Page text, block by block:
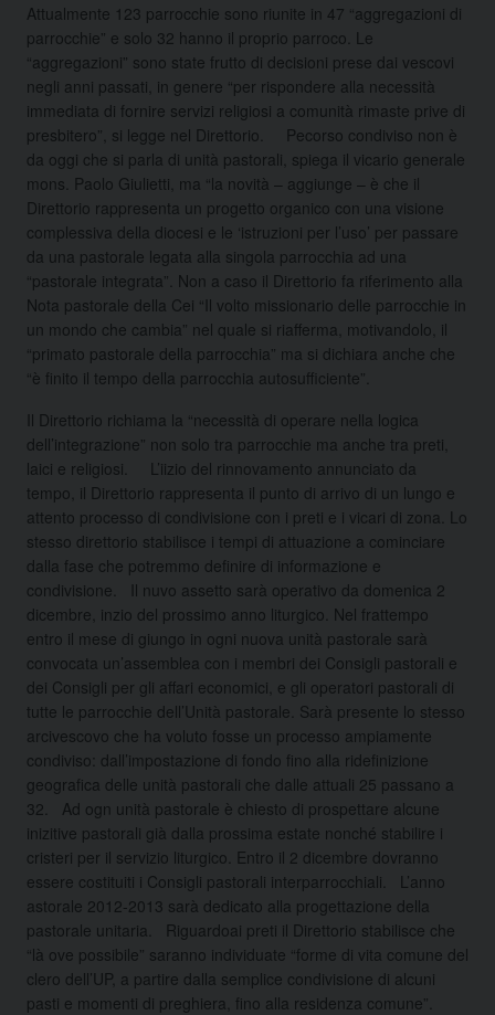
Attualmente 123 parrocchie sono riunite in 47 “aggregazioni di
parrocchie” e solo 32 hanno il proprio parroco. Le
“aggregazioni” sono state frutto di decisioni prese dai vescovi
negli anni passati, in genere “per rispondere alla necessità
immediata di fornire servizi religiosi a comunità rimaste prive di
presbitero”, si legge nel Direttorio. Pecorso condiviso non è
da oggi che si parla di unità pastorali, spiega il vicario generale
mons. Paolo Giulietti, ma “la novità – aggiunge – è che il
Direttorio rappresenta un progetto organico con una visione
complessiva della diocesi e le ‘istruzioni per l’uso’ per passare
da una pastorale legata alla singola parrocchia ad una
“pastorale integrata”. Non a caso il Direttorio fa riferimento alla
Nota pastorale della Cei “Il volto missionario delle parrocchie in
un mondo che cambia” nel quale si riafferma, motivandolo, il
“primato pastorale della parrocchia” ma si dichiara anche che
“è finito il tempo della parrocchia autosufficiente”.
Il Direttorio richiama la “necessità di operare nella logica
dell’integrazione” non solo tra parrocchie ma anche tra preti,
laici e religiosi. L’iizio del rinnovamento annunciato da
tempo, il Direttorio rappresenta il punto di arrivo di un lungo e
attento processo di condivisione con i preti e i vicari di zona. Lo
stesso direttorio stabilisce i tempi di attuazione a cominciare
dalla fase che potremmo definire di informazione e
condivisione. Il nuvo assetto sarà operativo da domenica 2
dicembre, inzio del prossimo anno liturgico. Nel frattempo
entro il mese di giungo in ogni nuova unità pastorale sarà
convocata un’assemblea con i membri dei Consigli pastorali e
dei Consigli per gli affari economici, e gli operatori pastorali di
tutte le parrocchie dell’Unità pastorale. Sarà presente lo stesso
arcivescovo che ha voluto fosse un processo ampiamente
condiviso: dall’impostazione di fondo fino alla ridefinizione
geografica delle unità pastorali che dalle attuali 25 passano a
32. Ad ogn unità pastorale è chiesto di prospettare alcune
inizitive pastorali già dalla prossima estate nonché stabilire i
cristeri per il servizio liturgico. Entro il 2 dicembre dovranno
essere costituiti i Consigli pastorali interparrocchiali. L’anno
astorale 2012-2013 sarà dedicato alla progettazione della
pastorale unitaria. Riguardoai preti il Direttorio stabilisce che
“là ove possibile” saranno individuate “forme di vita comune del
clero dell’UP, a partire dalla semplice condivisione di alcuni
pasti e momenti di preghiera, fino alla residenza comune”.